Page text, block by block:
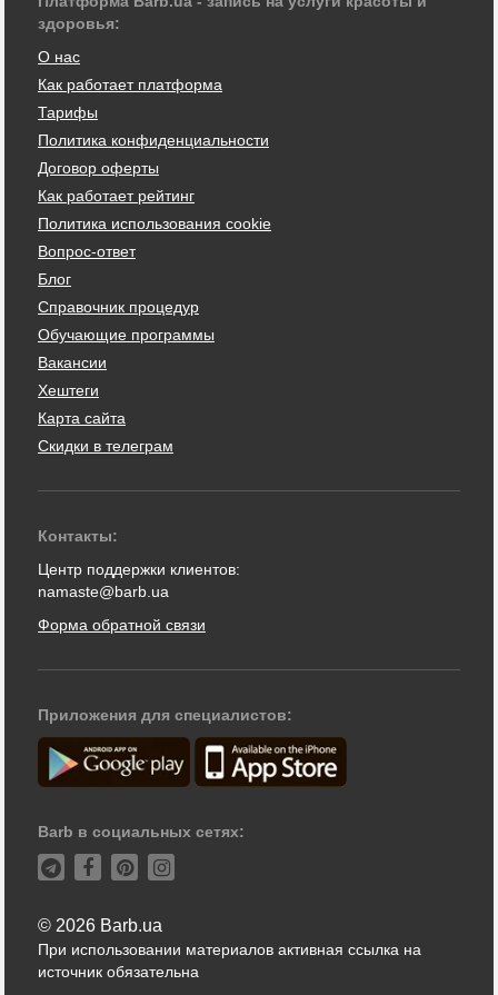
здоровья:
О нас
Как работает платформа
Тарифы
Политика конфиденциальности
Договор оферты
Как работает рейтинг
Политика использования cookie
Вопрос-ответ
Блог
Справочник процедур
Обучающие программы
Вакансии
Хештеги
Карта сайта
Скидки в телеграм
Контакты:
Центр поддержки клиентов:
namaste@barb.ua
Форма обратной связи
Приложения для специалистов:
Barb в социальных сетях:
© 2026 Barb.ua
При использовании материалов активная ссылка на
источник обязательна